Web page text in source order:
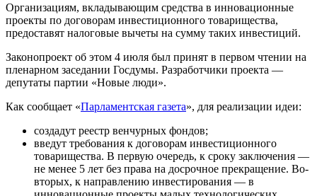
Организациям, вкладывающим средства в инновационные
проекты по договорам инвестиционного товарищества,
предоставят налоговые вычеты на сумму таких инвестиций.
Законопроект об этом 4 июля был принят в первом чтении на
пленарном заседании Госдумы. Разработчики проекта —
депутаты партии «Новые люди».
Как сообщает «Парламентская газета», для реализации идеи:
создадут реестр венчурных фондов;
введут требования к договорам инвестиционного
товарищества. В первую очередь, к сроку заключения —
не менее 5 лет без права на досрочное прекращение. Во-
вторых, к направлению инвестирования — в